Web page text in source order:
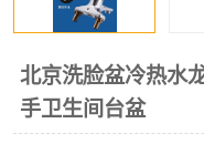
北京洗脸盆冷热水
手卫生间台盆